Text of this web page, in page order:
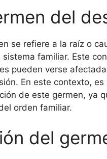
del
se refiere a la raíz o
familiar. Este
pueden verse
En este contexto,
de este germen, ya
orden familiar.
del